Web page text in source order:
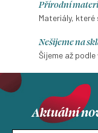
Přírodní
Materiály, které
Nešijeme na
Šijeme až
Aktuální